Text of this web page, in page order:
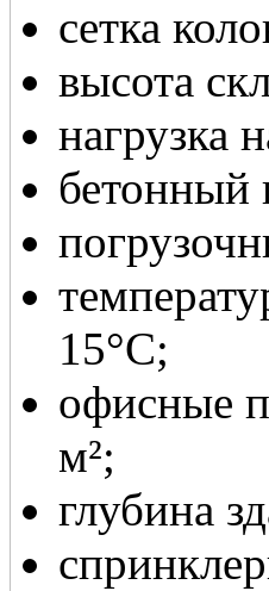
сетка
высота
нагрузка
бетонный
15°С;
офисные
м²;
глубина